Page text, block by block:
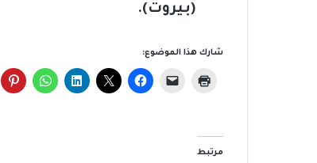
(بيروت).
شارك هذا الموضوع:
مرتبط